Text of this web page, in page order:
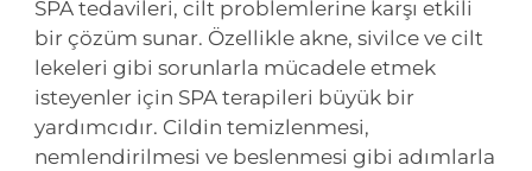
SPA tedavileri, cilt problemlerine karşı etkili
bir çözüm sunar. Özellikle akne, sivilce ve cilt
lekeleri gibi sorunlarla mücadele etmek
isteyenler için SPA terapileri büyük bir
yardımcıdır. Cildin temizlenmesi,
nemlendirilmesi ve beslenmesi gibi adımlarla